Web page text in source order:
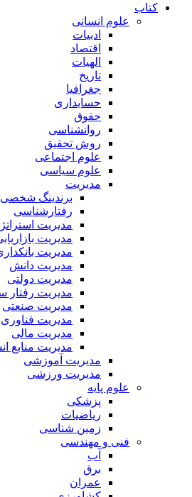
کتاب
علوم انسانی
ادبیات
اقتصاد
الهیات
تاریخ
جغرافیا
حسابداری
حقوق
روانشناسی
روش تحقیق
علوم اجتماعی
علوم سیاسی
مدیریت
برندینگ شخصی
رفتارشناسی
مدیریت
مدیریت
مدیریت
مدیریت دانش
مدیریت دولتی
مدیریت رفتار
مدیریت صنعتی
مدیریت
مدیریت مالی
مدیریت منابع
مدیریت آموزشی
مدیریت ورزشی
علوم پایه
پزشکی
ریاضیات
زمین شناسی
فنی و مهندسی
آب
برق
عمران